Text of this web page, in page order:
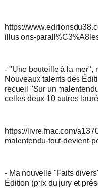
https://
illusions-
- "Une bouteille à la mer",
Nouveaux talents des
recueil "Sur un
celles deux 10 autres
https://livre.fnac.com/
malentendu-tout-devient-
- Ma nouvelle "Faits
Édition (prix du jury et